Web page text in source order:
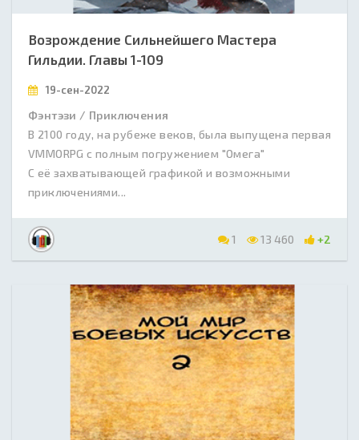
Возрождение Сильнейшего Мастера
Гильдии. Главы 1-109
19-сен-2022
Фэнтэзи / Приключения
В 2100 году, на рубеже веков, была выпущена первая
VMMORPG с полным погружением "Омега"
С её захватывающей графикой и возможными
приключениями...
1 13 460 +2